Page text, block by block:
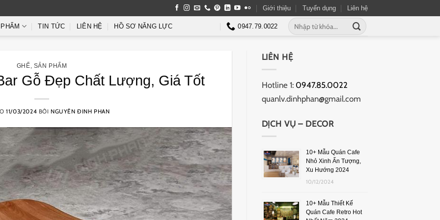
Giới thiệu Tuyển dụng Liên hệ
TIN TỨC LIÊN HỆ HỒ SƠ NĂNG LỰC 0947.79.0022
GHẾ SẢN PHẨM
Gỗ Đẹp Chất Lượng, Giá Tốt
11/03/2024 BỞI NGUYÊN ĐINH PHAN
LIÊN HỆ
Hotline 1: 0947.85.0022
quanlv.dinhphan@gmail.com
DỊCH VỤ – DECOR
10+ Mẫu Quán Cafe
Nhỏ Xinh Ấn Tượng,
Xu Hướng 2024
10/12/2024
10+ Mẫu Thiết Kế
Quán Cafe Retro Hot